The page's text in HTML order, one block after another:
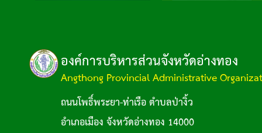
องค์การบริหารส่วนจังหวัดอ่างทอง
Angthong Provincial Administrative
ถนนโพธิ์พระยา-ท่าเรือ ตำบลป่างิ้ว
อำเภอเมือง จังหวัดอ่างทอง 14000